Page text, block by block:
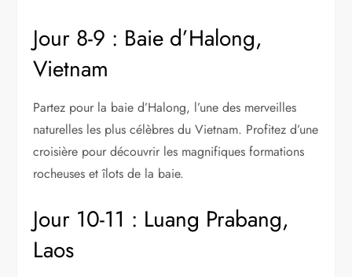
Jour 8-9 : Baie d’Halong,
Vietnam
Partez pour la baie d’Halong, l’une des merveilles
naturelles les plus célèbres du Vietnam. Profitez d’une
croisière pour découvrir les magnifiques formations
rocheuses et îlots de la baie.
Jour 10-11 : Luang Prabang,
Laos